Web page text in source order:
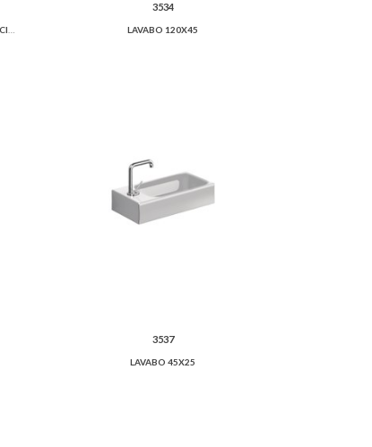
3534
LAVABO 120X45
3537
LAVABO 45X25